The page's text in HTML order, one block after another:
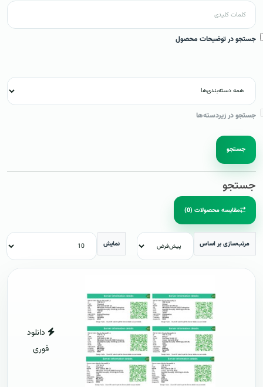
جستجو در توضیحات محصول
جستجو در زیردسته‌ها
جستجو
جستجو
مقایسه محصولات (0)
مرتب‌سازی بر اساس نمایش
دانلود
فوری